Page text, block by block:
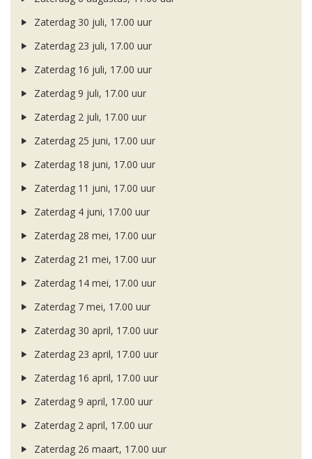
Zaterdag 30 juli, 17.00 uur
Zaterdag 23 juli, 17.00 uur
Zaterdag 16 juli, 17.00 uur
Zaterdag 9 juli, 17.00 uur
Zaterdag 2 juli, 17.00 uur
Zaterdag 25 juni, 17.00 uur
Zaterdag 18 juni, 17.00 uur
Zaterdag 11 juni, 17.00 uur
Zaterdag 4 juni, 17.00 uur
Zaterdag 28 mei, 17.00 uur
Zaterdag 21 mei, 17.00 uur
Zaterdag 14 mei, 17.00 uur
Zaterdag 7 mei, 17.00 uur
Zaterdag 30 april, 17.00 uur
Zaterdag 23 april, 17.00 uur
Zaterdag 16 april, 17.00 uur
Zaterdag 9 april, 17.00 uur
Zaterdag 2 april, 17.00 uur
Zaterdag 26 maart, 17.00 uur